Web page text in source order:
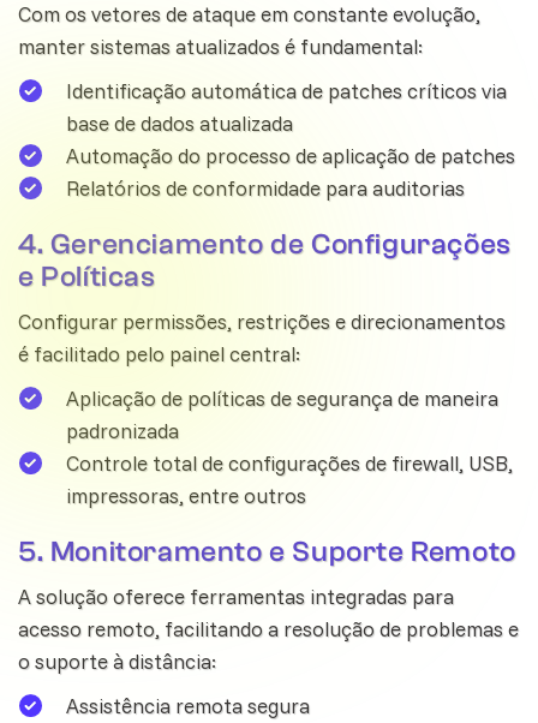
Com os vetores de ataque em constante evolução,
manter sistemas atualizados é fundamental:
Identificação automática de patches críticos via
base de dados atualizada
Automação do processo de aplicação de patches
Relatórios de conformidade para auditorias
4. Gerenciamento de Configurações
e Políticas
Configurar permissões, restrições e direcionamentos
é facilitado pelo painel central:
Aplicação de políticas de segurança de maneira
padronizada
Controle total de configurações de firewall, USB,
impressoras, entre outros
5. Monitoramento e Suporte Remoto
A solução oferece ferramentas integradas para
acesso remoto, facilitando a resolução de problemas e
o suporte à distância:
Assistência remota segura